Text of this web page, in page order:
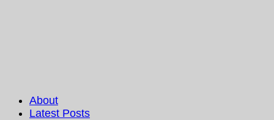
About
Latest Posts